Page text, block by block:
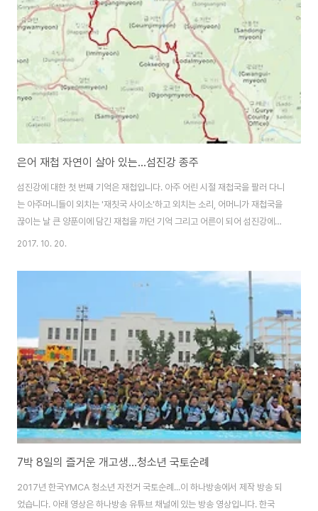
2시쯤 마산을 출발하였는데 추석 연휴를 앞둔 벌초기간이었지만 2시간 30분
만에 담양댐인증센터에 도착하여 영산강 종주를 시작하였습니다. 섬진강 자전
거길은 총 135km쯤 되는..
은어 재첩 자연이 살아 있는...섬진강 종주
섬진강에 대한 첫 번째 기억은 재첩입니다. 아주 어린 시절 재첩국을 팔러 다니
는 아주머니들이 외치는 '재칫국 사이소'하고 외치는 소리, 어머니가 재첩국을
끊이는 날 큰 양푼이에 담긴 재첩을 까던 기억 그리고 어른이 되어 섬진강에서
다시 맛본 재첩국. 우리나라 어느 강에서나 재첩을 잡을 수 있었던 시절이 있었
데서나 잡을 수 없는 귀한 민물 조개였습니다. 어른이 되어 이현상 유적이 남아
있는 지리산 빗정골 아래 의신마을에 사는 지인의 산장을 자주 찾으면서 뻔질
나게 섬진강을 지나다닐 때는 더 자주 강변의 재첩국집을 찾았습니다. 섬진강
에 대한 추억...자연이 살아 있는 아름다운 강 섬진강에 대한 두 번째 기억은 은
어와 민물게입니다. 여..
2017. 10. 20.
7박 8일의 즐거운 개고생...청소년 국토순례
2017년 한국YMCA 청소년 자전거 국토순례...이 하나방송에서 제작 방송 되
었습니다. 아래 영상은 하나방송 유튜브 채널에 있는 방송 영상입니다. 한국